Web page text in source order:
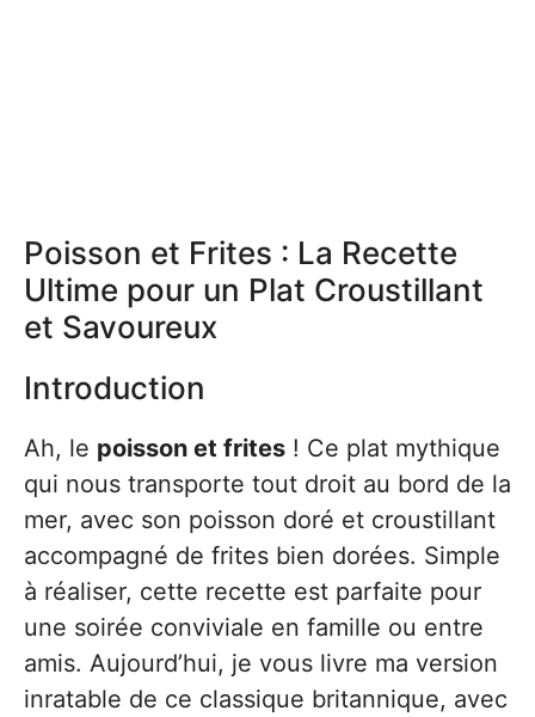
Poisson et Frites : La Recette
Ultime pour un Plat Croustillant
et Savoureux
Introduction
Ah, le poisson et frites ! Ce plat mythique
qui nous transporte tout droit au bord de la
mer, avec son poisson doré et croustillant
accompagné de frites bien dorées. Simple
à réaliser, cette recette est parfaite pour
une soirée conviviale en famille ou entre
amis. Aujourd’hui, je vous livre ma version
inratable de ce classique britannique, avec